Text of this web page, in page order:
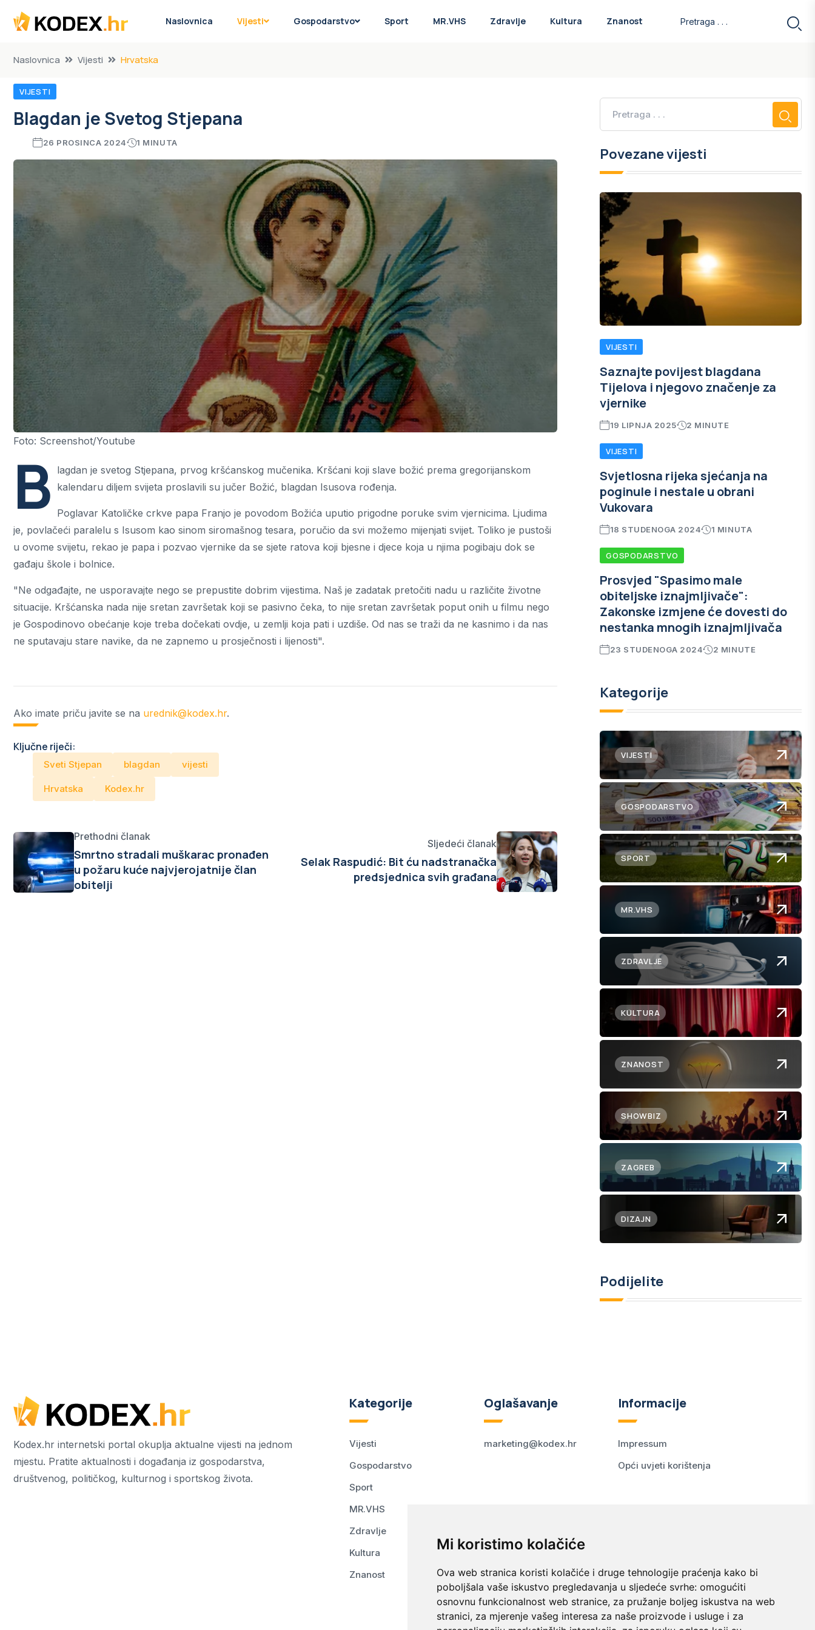
Mi koristimo kolačiće
Ova web stranica koristi kolačiće i druge tehnologije praćenja kako bi
poboljšala vaše iskustvo pregledavanja u sljedeće svrhe: omogućiti
osnovnu funkcionalnost web stranice, za pružanje boljeg iskustva na web
stranici, za mjerenje vašeg interesa za naše proizvode i usluge i za
Naslovnica Vijesti Gospodarstvo Sport MR.VHS Zdravlje Kultura Znanost
Naslovnica Vijesti Hrvatska
VIJESTI
Blagdan je Svetog Stjepana
26 PROSINCA 2024 1 MINUTA
Foto: Screenshot/Youtube
B lagdan je svetog Stjepana, prvog kršćanskog mučenika. Kršćani koji slave božić prema gregorijanskom
kalendaru diljem svijeta proslavili su jučer Božić, blagdan Isusova rođenja.
Poglavar Katoličke crkve papa Franjo je povodom Božića uputio prigodne poruke svim vjernicima. Ljudima
je, povlačeći paralelu s Isusom kao sinom siromašnog tesara, poručio da svi možemo mijenjati svijet. Toliko je pustoši
u ovome svijetu, rekao je papa i pozvao vjernike da se sjete ratova koji bjesne i djece koja u njima pogibaju dok se
gađaju škole i bolnice.
"Ne odgađajte, ne usporavajte nego se prepustite dobrim vijestima. Naš je zadatak pretočiti nadu u različite životne
situacije. Kršćanska nada nije sretan završetak koji se pasivno čeka, to nije sretan završetak poput onih u filmu nego
je Gospodinovo obećanje koje treba dočekati ovdje, u zemlji koja pati i uzdiše. Od nas se traži da ne kasnimo i da nas
ne sputavaju stare navike, da ne zapnemo u prosječnosti i lijenosti".
Ako imate priču javite se na urednik@kodex.hr.
Ključne riječi:
Sveti Stjepan blagdan vijesti
Hrvatska Kodex.hr
Prethodni članak
Smrtno stradali muškarac pronađen
u požaru kuće najvjerojatnije član
obitelji
Sljedeći članak
Selak Raspudić: Bit ću nadstranačka
predsjednica svih građana
Povezane vijesti
VIJESTI
Saznajte povijest blagdana
Tijelova i njegovo značenje za
vjernike
19 LIPNJA 2025 2 MINUTE
VIJESTI
Svjetlosna rijeka sjećanja na
poginule i nestale u obrani
Vukovara
18 STUDENOGA 2024 1 MINUTA
GOSPODARSTVO
Prosvjed "Spasimo male
obiteljske iznajmljivače":
Zakonske izmjene će dovesti do
nestanka mnogih iznajmljivača
23 STUDENOGA 2024 2 MINUTE
Kategorije
VIJESTI
GOSPODARSTVO
SPORT
MR.VHS
ZDRAVLJE
KULTURA
ZNANOST
SHOWBIZ
ZAGREB
DIZAJN
Podijelite
Kodex.hr internetski portal okuplja aktualne vijesti na jednom
mjestu. Pratite aktualnosti i događanja iz gospodarstva,
društvenog, političkog, kulturnog i sportskog života.
Kategorije
Vijesti
Gospodarstvo
Sport
MR.VHS
Zdravlje
Kultura
Znanost
Oglašavanje
marketing@kodex.hr
Informacije
Impressum
Opći uvjeti korištenja